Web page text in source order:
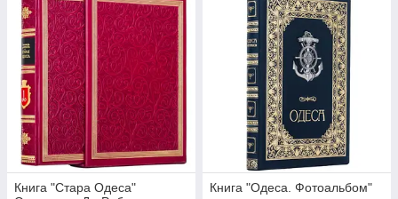
Книга "Стара Одеса"
Книга "Одеса. Фотоальбом"